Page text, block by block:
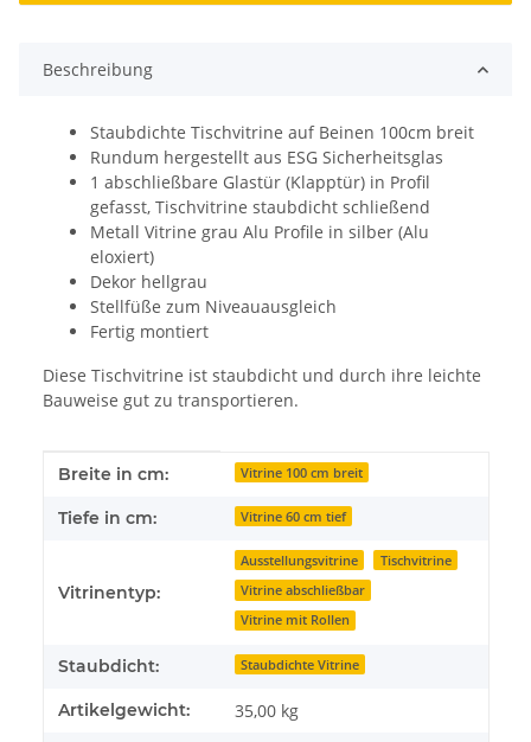
Beschreibung
Staubdichte Tischvitrine auf Beinen 100cm breit
Rundum hergestellt aus ESG Sicherheitsglas
1 abschließbare Glastür (Klapptür) in Profil
gefasst, Tischvitrine staubdicht schließend
Metall Vitrine grau Alu Profile in silber (Alu
eloxiert)
Dekor hellgrau
Stellfüße zum Niveauausgleich
Fertig montiert
Diese Tischvitrine ist staubdicht und durch ihre leichte
Bauweise gut zu transportieren.
Produkteigenschaft
Wert
Breite in cm: Vitrine 100 cm breit
Tiefe in cm: Vitrine 60 cm tief
Vitrinentyp:
Ausstellungsvitrine
Tischvitrine
Vitrine abschließbar
Vitrine mit Rollen
Staubdicht: Staubdichte Vitrine
Artikelgewicht: 35,00 kg